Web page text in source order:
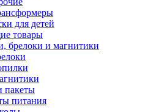
для детей
товары
брелоки и магнитики
пакеты
питания